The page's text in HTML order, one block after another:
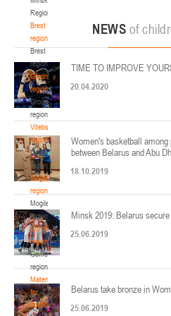
Region
Brest
region
Brest
region
Grodno
region
Grodno
region
Vitebsk
region
Vitebsk
region
Mogilev
region
Mogilev
region
Gomel
region
Gomel
region
Materials
for
coaches
ул. Ленинградская, 4
Финал четырех – юноши 2014-2015 гг.р.,
Минск, ул. Стадионная, 3
U-12,
V тур – девушки 2014-2015 гг.р.,
ул. Б.Хмельницкого, 118а
Финал 4-х – девушки 2010-2011 гг.р.,
Минск, ул. Стадионная, 3
NEWS of
TIME TO IMPROVE
20.04.2020
Women's basketball
between Belarus and Abu
18.10.2019
Minsk 2019: Belarus
25.06.2019
Belarus take bronze in
25.06.2019